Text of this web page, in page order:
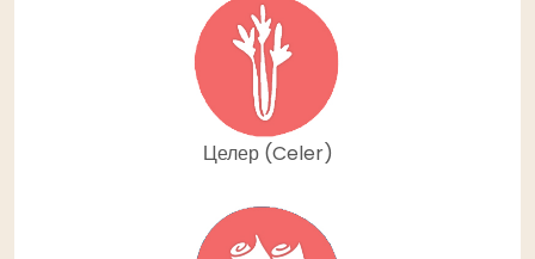
Целер (Celer)